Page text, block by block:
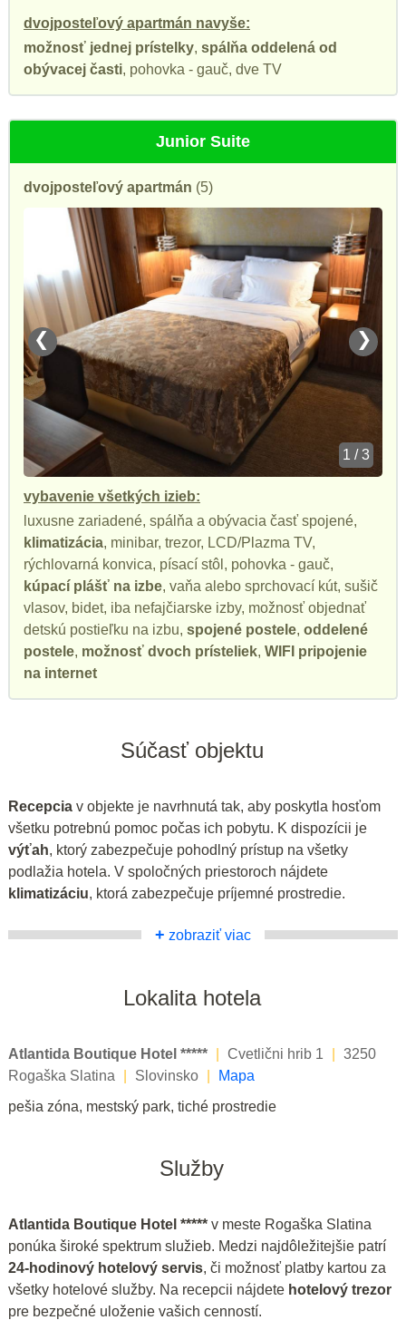
dvojposteľový apartmán navyše:
možnosť jednej prístelky, spálňa oddelená od
obývacej časti, pohovka - gauč, dve TV
Junior Suite
dvojposteľový apartmán (5)
❮ ❯
1 / 3
vybavenie všetkých izieb:
luxusne zariadené, spálňa a obývacia časť spojené,
klimatizácia, minibar, trezor, LCD/Plazma TV,
rýchlovarná konvica, písací stôl, pohovka - gauč,
kúpací plášť na izbe, vaňa alebo sprchovací kút, sušič
vlasov, bidet, iba nefajčiarske izby, možnosť objednať
detskú postieľku na izbu, spojené postele, oddelené
postele, možnosť dvoch prísteliek, WIFI pripojenie
na internet
Súčasť objektu
Recepcia v objekte je navrhnutá tak, aby poskytla hosťom
všetku potrebnú pomoc počas ich pobytu. K dispozícii je
výťah, ktorý zabezpečuje pohodlný prístup na všetky
podlažia hotela. V spoločných priestoroch nájdete
klimatizáciu, ktorá zabezpečuje príjemné prostredie.
+ zobraziť viac
Lokalita hotela
Atlantida Boutique Hotel ***** Cvetlični hrib 1
3250
Rogaška Slatina
Slovinsko
Mapa
pešia zóna, mestský park, tiché prostredie
Služby
Atlantida Boutique Hotel ***** v meste Rogaška Slatina
ponúka široké spektrum služieb. Medzi najdôležitejšie patrí
24-hodinový hotelový servis, či možnosť platby kartou za
všetky hotelové služby. Na recepcii nájdete hotelový trezor
pre bezpečné uloženie vašich cenností.